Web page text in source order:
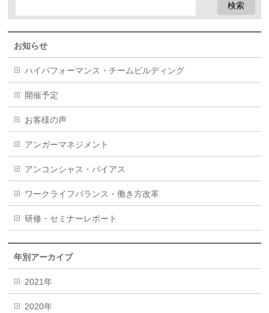
お知らせ
ハイパフォーマンス・チームビルディング
開催予定
お客様の声
アンガーマネジメント
アンコンシャス・バイアス
ワークライフバランス・働き方改革
研修・セミナーレポート
年別アーカイブ
2021年
2020年